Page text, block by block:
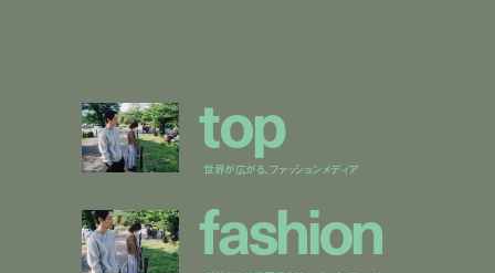
top
世界が広がる、ファッションメディア
fashion